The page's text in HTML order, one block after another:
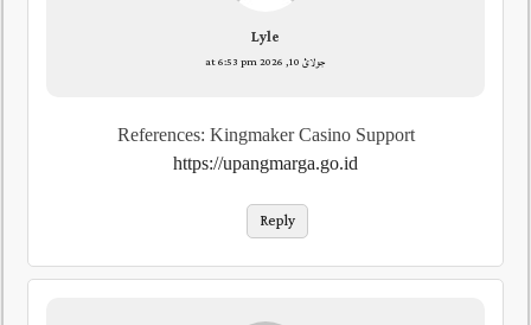
Lyle
جولائ 10, 2026 at 6:53 pm
References: Kingmaker Casino Support
https://upangmarga.go.id
Reply